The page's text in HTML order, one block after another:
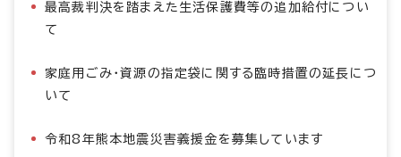
最高裁判決を踏まえた生活保護費等の追加給付につい
て
家庭用ごみ・資源の指定袋に関する臨時措置の延長につ
いて
令和8年熊本地震災害義援金を募集しています